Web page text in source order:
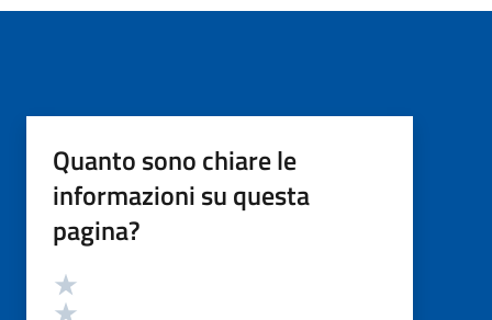
Quanto sono chiare le
informazioni su questa
pagina?
Valutazione